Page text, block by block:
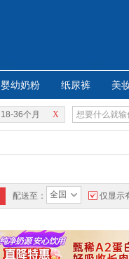
婴幼奶粉 纸尿裤 美
X
18-36个月
配送至： 全国 仅显示